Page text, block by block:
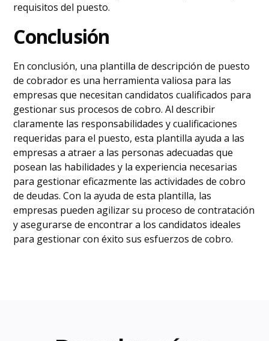
requisitos del puesto.
Conclusión
En conclusión, una plantilla de descripción de puesto
de cobrador es una herramienta valiosa para las
empresas que necesitan candidatos cualificados para
gestionar sus procesos de cobro. Al describir
claramente las responsabilidades y cualificaciones
requeridas para el puesto, esta plantilla ayuda a las
empresas a atraer a las personas adecuadas que
posean las habilidades y la experiencia necesarias
para gestionar eficazmente las actividades de cobro
de deudas. Con la ayuda de esta plantilla, las
empresas pueden agilizar su proceso de contratación
y asegurarse de encontrar a los candidatos ideales
para gestionar con éxito sus esfuerzos de cobro.